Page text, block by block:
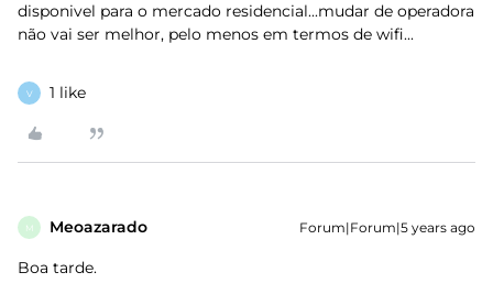
disponivel para o mercado residencial...mudar de operadora
não vai ser melhor, pelo menos em termos de wifi...
V 1 like
M Meoazarado Forum|Forum|5 years ago
Boa tarde.